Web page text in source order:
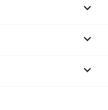


keyboard_arrow_down